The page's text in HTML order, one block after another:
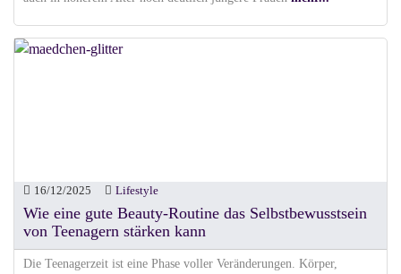
16/12/2025 Lifestyle
Wie eine gute Beauty-Routine das Selbstbewusstsein
von Teenagern stärken kann
Die Teenagerzeit ist eine Phase voller Veränderungen. Körper,